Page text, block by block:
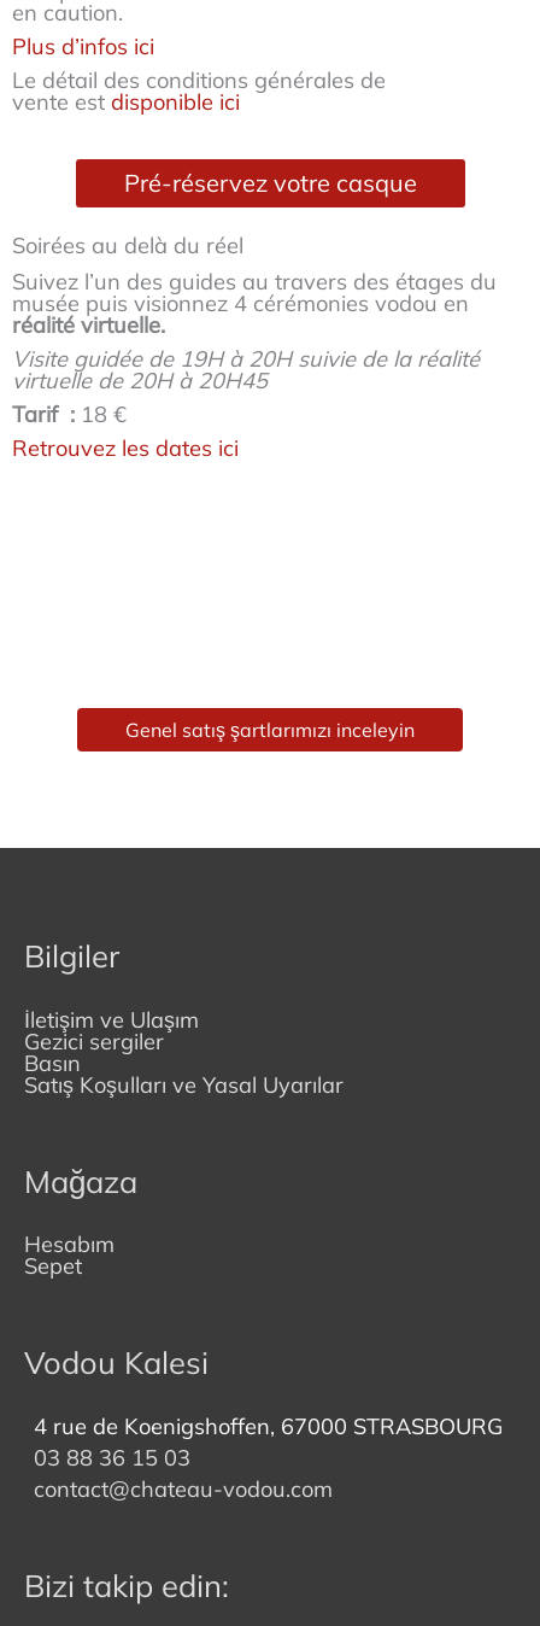
en caution.
Plus d’infos ici
Le détail des conditions générales de
vente est disponible ici
Pré-réservez votre casque
Soirées au delà du réel
Suivez l’un des guides au travers des étages du
musée puis visionnez 4 cérémonies vodou en
réalité virtuelle.
Visite guidée de 19H à 20H suivie de la réalité
virtuelle de 20H à 20H45
Tarif : 18 €
Retrouvez les dates ici
Genel satış şartlarımızı inceleyin
Bilgiler
İletişim ve Ulaşım
Gezici sergiler
Basın
Satış Koşulları ve Yasal Uyarılar
Mağaza
Hesabım
Sepet
Vodou Kalesi
4 rue de Koenigshoffen, 67000 STRASBOURG
03 88 36 15 03
contact@chateau-vodou.com
Bizi takip edin: